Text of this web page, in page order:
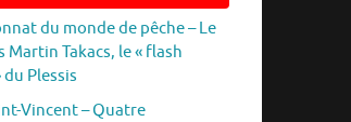
du monde de pêche – Le
Martin Takacs, le « flash
Plessis
Vincent – Quatre